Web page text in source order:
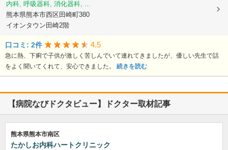
内科, 呼吸器科, 消化器科, ...
熊本県熊本市西区田崎町380
イオンタウン田崎2階
口コミ: 2件 4.5
急に熱、下痢で子供が激しく苦しんでいて連れてきましたが、優しい先生で話
をよく聞いてくれて、安心できました。 続きを読む
【病院なびドクタビュー】ドクター取材記事
熊本県熊本市南区
たかしお内科ハートクリニック